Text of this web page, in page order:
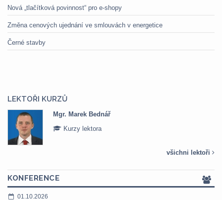
Nová „tlačítková povinnost“ pro e-shopy
Změna cenových ujednání ve smlouvách v energetice
Černé stavby
LEKTOŘI KURZŮ
Mgr. Marek Bednář
Kurzy lektora
všichni lektoři
KONFERENCE
01.10.2026